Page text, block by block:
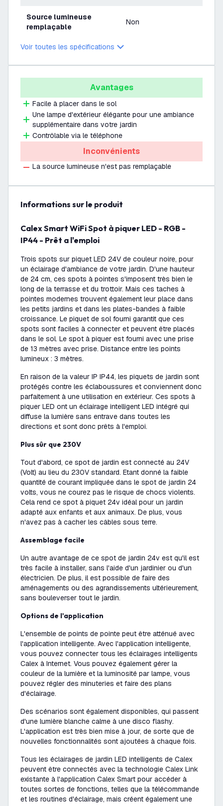
Source lumineuse
remplaçable
Non
Voir toutes les spécifications
Avantages
Facile à placer dans le sol
Une lampe d'extérieur élégante pour une ambiance
supplémentaire dans votre jardin
Contrôlable via le téléphone
Inconvénients
La source lumineuse n'est pas remplaçable
Informations sur le produit
Calex Smart WiFi Spot à piquer LED - RGB -
IP44 - Prêt a l'emploi
Trois spots sur piquet LED 24V de couleur noire, pour
un éclairage d'ambiance de votre jardin. D'une hauteur
de 24 cm, ces spots à pointes s'imposent très bien le
long de la terrasse et du trottoir. Mais ces taches à
pointes modernes trouvent également leur place dans
les petits jardins et dans les plates-bandes à faible
croissance. Le piquet de sol fourni garantit que ces
spots sont faciles à connecter et peuvent être placés
dans le sol. Le spot à piquer est fourni avec une prise
de 13 mètres avec prise. Distance entre les points
lumineux : 3 mètres.
En raison de la valeur IP IP44, les piquets de jardin sont
protégés contre les éclaboussures et conviennent donc
parfaitement à une utilisation en extérieur. Ces spots à
piquer LED ont un éclairage intelligent LED intégré qui
diffuse la lumière sans entrave dans toutes les
directions et sont donc prêts à l'emploi.
Plus sûr que 230V
Tout d'abord, ce spot de jardin est connecté au 24V
(Volt) au lieu du 230V standard. Etant donné la faible
quantité de courant impliquée dans le spot de jardin 24
volts, vous ne courez pas le risque de chocs violents.
Cela rend ce spot à piquet 24v idéal pour un jardin
adapté aux enfants et aux animaux. De plus, vous
n'avez pas à cacher les câbles sous terre.
Assemblage facile
Un autre avantage de ce spot de jardin 24v est qu'il est
très facile à installer, sans l'aide d'un jardinier ou d'un
électricien. De plus, il est possible de faire des
aménagements ou des agrandissements ultérieurement,
sans bouleverser tout le jardin.
Options de l'application
L'ensemble de points de pointe peut être atténué avec
l'application intelligente. Avec l'application intelligente,
vous pouvez connecter tous les éclairages intelligents
Calex à Internet. Vous pouvez également gérer la
couleur de la lumière et la luminosité par lampe, vous
pouvez régler des minuteries et faire des plans
d'éclairage.
Des scénarios sont également disponibles, qui passent
d'une lumière blanche calme à une disco flashy.
L'application est très bien mise à jour, de sorte que de
nouvelles fonctionnalités sont ajoutées à chaque fois.
Tous les éclairages de jardin LED intelligents de Calex
peuvent être connectés avec la technologie Calex Link
existante à l'application Calex Smart pour accéder à
toutes sortes de fonctions, telles que la télécommande
et les routines d'éclairage, mais créent également une